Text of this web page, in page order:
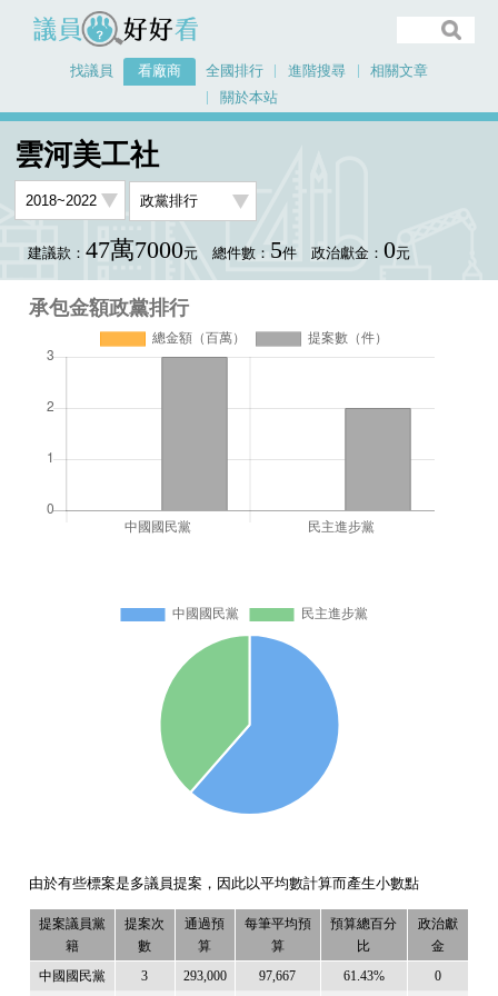
議員好好看
找議員 看廠商 全國排行 進階搜尋
相關文章
關於本站
看廠商
雲河美工社
建議款： 47萬7000元 總件數： 5件 政治獻金： 0元
承包金額政黨排行
由於有些標案是多議員提案，因此以平均數計算而產生小數點
提案議員黨
籍
提案次
數
通過預
算
每筆平均預
算
預算總百分
比
政治獻
金
中國國民黨 3 293,000 97,667 61.43% 0